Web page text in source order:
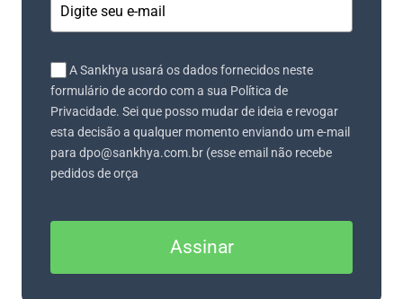
A Sankhya usará os dados fornecidos neste
formulário de acordo com a sua Política de
Privacidade. Sei que posso mudar de ideia e revogar
esta decisão a qualquer momento enviando um e-mail
para dpo@sankhya.com.br (esse email não recebe
pedidos de orça
Assinar